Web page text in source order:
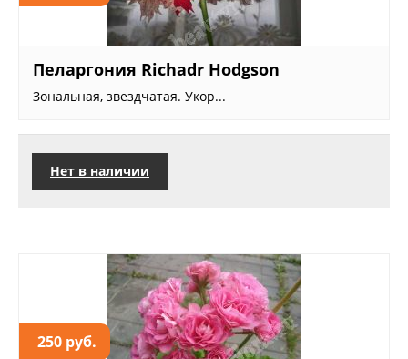
Пеларгония Richadr Hodgson
Зональная, звездчатая. Укор...
Нет в наличии
250 руб.